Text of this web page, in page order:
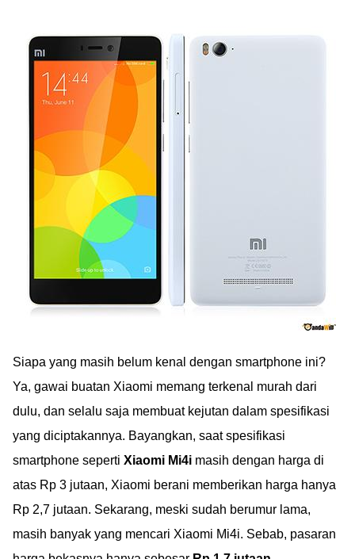
Siapa yang masih belum kenal dengan smartphone ini?
Ya, gawai buatan Xiaomi memang terkenal murah dari
dulu, dan selalu saja membuat kejutan dalam spesifikasi
yang diciptakannya. Bayangkan, saat spesifikasi
smartphone seperti Xiaomi Mi4i masih dengan harga di
atas Rp 3 jutaan, Xiaomi berani memberikan harga hanya
Rp 2,7 jutaan. Sekarang, meski sudah berumur lama,
masih banyak yang mencari Xiaomi Mi4i. Sebab, pasaran